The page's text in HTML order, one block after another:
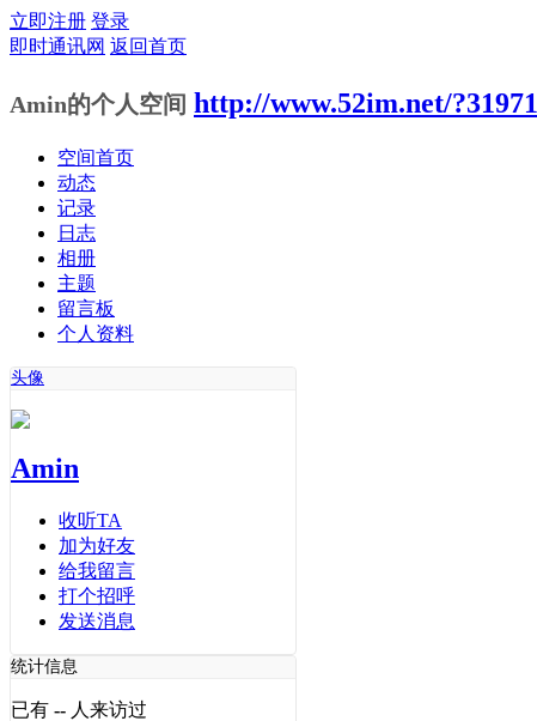
立即注册 登录
即时通讯网 返回首页
Amin的个人空间 http://www.52im.net/?31971
空间首页
动态
记录
日志
相册
主题
留言板
个人资料
头像
Amin
收听TA
加为好友
给我留言
打个招呼
发送消息
统计信息
已有 -- 人来访过